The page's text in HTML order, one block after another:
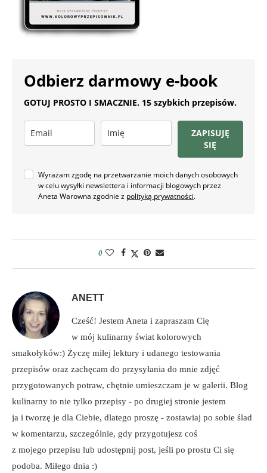
Odbierz darmowy e-book
GOTUJ PROSTO I SMACZNIE. 15 szybkich przepisów.
ZAPISUJĘ
SIĘ
Wyrażam zgodę na przetwarzanie moich danych osobowych
w celu wysyłki newslettera i informacji blogowych przez
Aneta Warowna zgodnie z polityką prywatności.
0
ANETT
Cześć! Jestem Aneta i zapraszam Cię
w mój kulinarny świat kolorowych
smakołyków:) Życzę miłej lektury i udanego testowania
przepisów oraz zachęcam do przysyłania do mnie zdjęć
przygotowanych potraw, chętnie umieszczam je w galerii. Blog
kulinarny to nie tylko przepisy - po drugiej stronie jestem
ja i tworzę je dla Ciebie, dlatego proszę - zostawiaj po sobie ślad
w komentarzu, szczególnie, gdy przygotujesz coś
z mojego przepisu lub udostępnij post, jeśli po prostu Ci się
podoba. Miłego dnia :)